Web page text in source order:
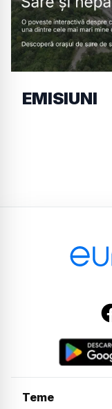
EMISIUNI
Teme